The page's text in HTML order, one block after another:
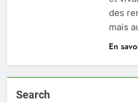
des
mais
En
Search